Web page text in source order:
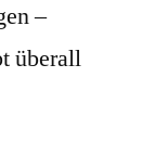
–
überall